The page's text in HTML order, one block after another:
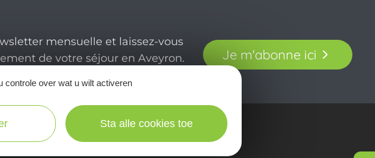
mensuelle et laissez-vous
de votre séjour en Aveyron.
Je m'abonne ici
in beeld
controle over wat u wilt activeren
Sta alle cookies toe